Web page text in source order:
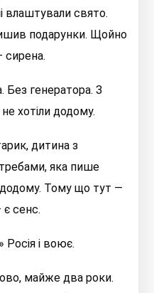
влаштували свято.
подарунки. Щойно
сирена.
Без генератора. З
хотіли додому.
дитина з
яка пише
додому. Тому що тут —
сенс.
і воює.
майже два роки.